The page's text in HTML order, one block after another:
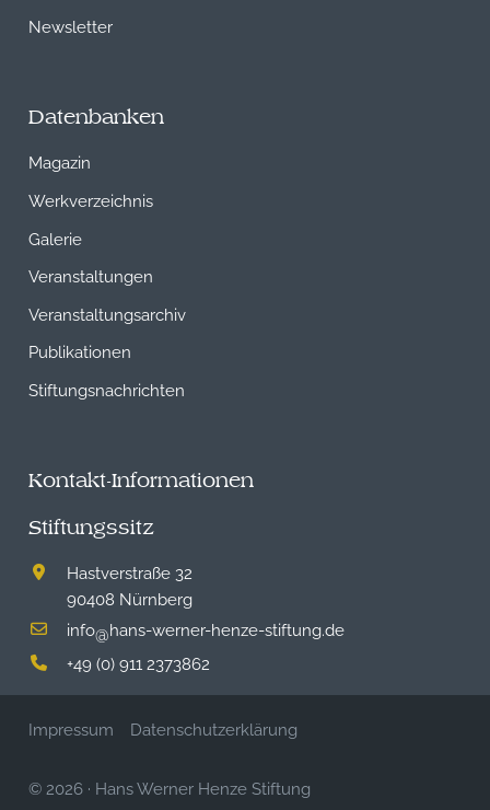
Newsletter
Datenbanken
Magazin
Werkverzeichnis
Galerie
Veranstaltungen
Veranstaltungsarchiv
Publikationen
Stiftungsnachrichten
Kontakt-Informationen
Stiftungssitz
Hastverstraße 32
90408 Nürnberg
info@hans-werner-henze-stiftung.de
+49 (0) 911 2373862
Impressum Datenschutzerklärung
© 2026 · Hans Werner Henze Stiftung